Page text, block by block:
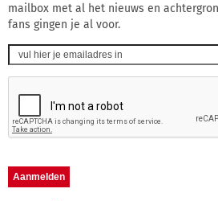
mailbox met al het nieuws en
fans gingen je al voor.